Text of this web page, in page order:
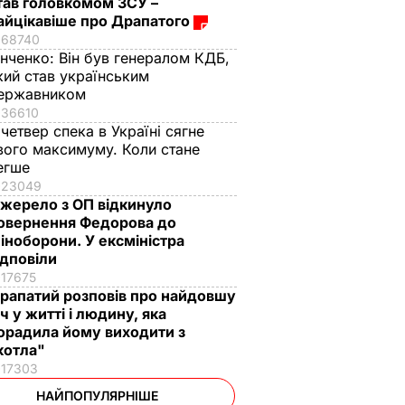
про Драпатого
68740
Він був генералом КДБ,
став українським
36610
спека в Україні сягне
максимуму. Коли стане
23049
з ОП відкинуло
Федорова до
У ексміністра
17675
розповів про найдовшу
у житті і людину, яка
йому виходити з
17303
НАЙПОПУЛЯРНІШЕ